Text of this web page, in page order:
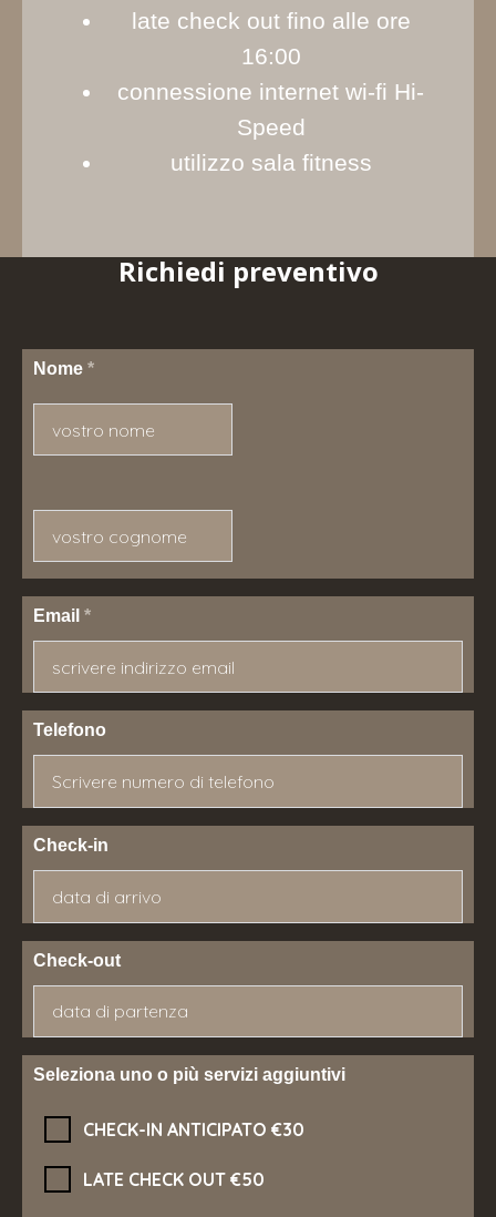
late check out fino alle ore
16:00
connessione internet wi-fi Hi-
Speed
utilizzo sala fitness
Richiedi preventivo
Nome *
Cognome
Email *
Telefono
Check-in
Check-out
Seleziona uno o più servizi aggiuntivi
CHECK-IN ANTICIPATO €30
LATE CHECK OUT €50